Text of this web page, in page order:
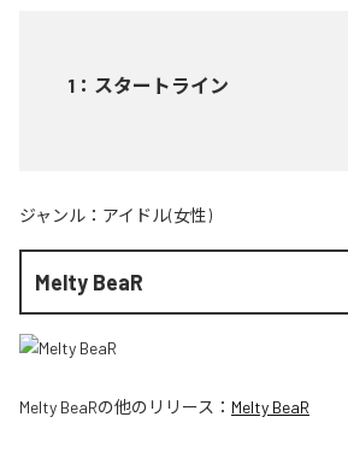
1 ： スタートライン
ジャンル： アイドル(女性)
Melty BeaR
Melty BeaRの他のリリース： Melty BeaR